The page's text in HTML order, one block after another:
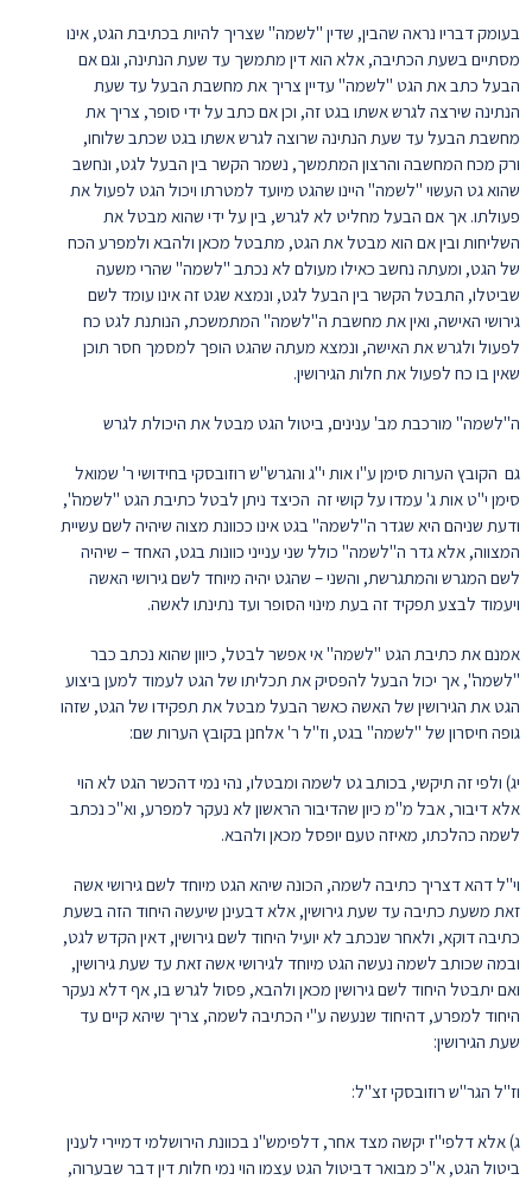
בעומק דבריו נראה שהבין, שדין "לשמה" שצריך להיות בכתיבת הגט, אינו
מסתיים בשעת הכתיבה, אלא הוא דין מתמשך עד שעת הנתינה, וגם אם
הבעל כתב את הגט "לשמה" עדיין צריך את מחשבת הבעל עד שעת
הנתינה שירצה לגרש אשתו בגט זה, וכן אם כתב על ידי סופר, צריך את
מחשבת הבעל עד שעת הנתינה שרוצה לגרש אשתו בגט שכתב שלוחו,
ורק מכח המחשבה והרצון המתמשך, נשמר הקשר בין הבעל לגט, ונחשב
שהוא גט העשוי "לשמה" היינו שהגט מיועד למטרתו ויכול הגט לפעול את
פעולתו. אך אם הבעל מחליט לא לגרש, בין על ידי שהוא מבטל את
השליחות ובין אם הוא מבטל את הגט, מתבטל מכאן ולהבא ולמפרע הכח
של הגט, ומעתה נחשב כאילו מעולם לא נכתב "לשמה" שהרי משעה
שביטלו, התבטל הקשר בין הבעל לגט, ונמצא שגט זה אינו עומד לשם
גירושי האישה, ואין את מחשבת ה"לשמה" המתמשכת, הנותנת לגט כח
לפעול ולגרש את האישה, ונמצא מעתה שהגט הופך למסמך חסר תוכן
שאין בו כח לפעול את חלות הגירושין.
ה"לשמה" מורכבת מב' ענינים, ביטול הגט מבטל את היכולת לגרש
גם הקובץ הערות סימן ע"ו אות י"ג והגרש"ש רוזובסקי בחידושי ר' שמואל
סימן י"ט אות ג' עמדו על קושי זה הכיצד ניתן לבטל כתיבת הגט "לשמה",
ודעת שניהם היא שגדר ה"לשמה" בגט אינו ככוונת מצוה שיהיה לשם עשיית
המצווה, אלא גדר ה"לשמה" כולל שני ענייני כוונות בגט, האחד – שיהיה
לשם המגרש והמתגרשת, והשני – שהגט יהיה מיוחד לשם גירושי האשה
ויעמוד לבצע תפקיד זה בעת מינוי הסופר ועד נתינתו לאשה.
אמנם את כתיבת הגט "לשמה" אי אפשר לבטל, כיוון שהוא נכתב כבר
"לשמה", אך יכול הבעל להפסיק את תכליתו של הגט לעמוד למען ביצוע
הגט את הגירושין של האשה כאשר הבעל מבטל את תפקידו של הגט, שזהו
גופה חיסרון של "לשמה" בגט, וז"ל ר' אלחנן בקובץ הערות שם:
יג) ולפי זה תיקשי, בכותב גט לשמה ומבטלו, נהי נמי דהכשר הגט לא הוי
אלא דיבור, אבל מ"מ כיון שהדיבור הראשון לא נעקר למפרע, וא"כ נכתב
לשמה כהלכתו, מאיזה טעם יופסל מכאן ולהבא.
וי"ל דהא דצריך כתיבה לשמה, הכונה שיהא הגט מיוחד לשם גירושי אשה
זאת משעת כתיבה עד שעת גירושין, אלא דבעינן שיעשה היחוד הזה בשעת
כתיבה דוקא, ולאחר שנכתב לא יועיל היחוד לשם גירושין, דאין הקדש לגט,
ובמה שכותב לשמה נעשה הגט מיוחד לגירושי אשה זאת עד שעת גירושין,
ואם יתבטל היחוד לשם גירושין מכאן ולהבא, פסול לגרש בו, אף דלא נעקר
היחוד למפרע, דהיחוד שנעשה ע"י הכתיבה לשמה, צריך שיהא קיים עד
שעת הגירושין:
וז"ל הגר"ש רוזובסקי זצ"ל:
ג) אלא דלפי"ז יקשה מצד אחר, דלפימש"נ בכוונת הירושלמי דמיירי לענין
ביטול הגט, א"כ מבואר דביטול הגט עצמו הוי נמי חלות דין דבר שבערוה,